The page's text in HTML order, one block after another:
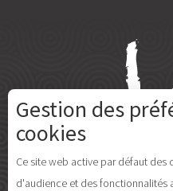
Gestion des
cookies
Ce site web active par défaut
d'audience et des fonctionnalités